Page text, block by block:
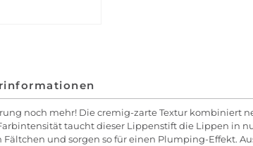
noch mehr! Die cremig-zarte Textur kombiniert
taucht dieser Lippenstift die Lippen in
und sorgen so für einen Plumping-Effekt.